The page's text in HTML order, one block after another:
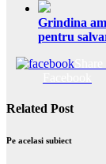
Grindina
pentru
Related Post
Pe acelasi subiect